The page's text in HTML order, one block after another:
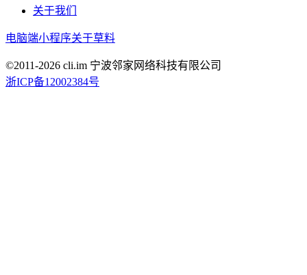
关于我们
电脑端小程序关于草料
©2011-2026 cli.im 宁波邻家网络科技有限公司
浙ICP备12002384号